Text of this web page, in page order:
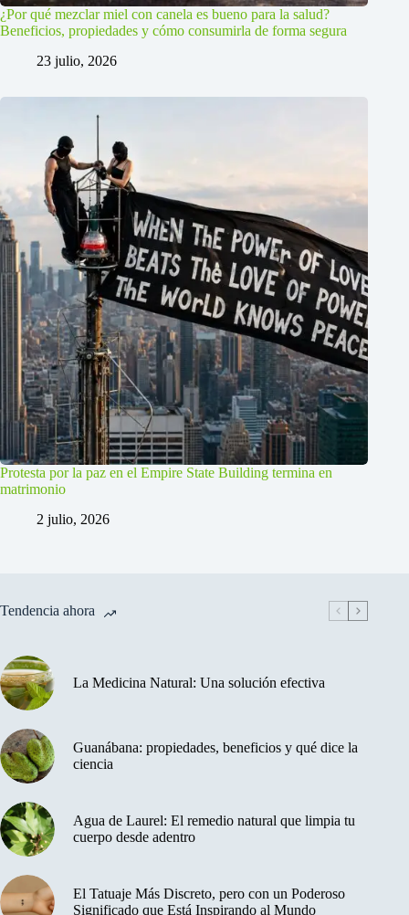
¿Por qué mezclar miel con canela es bueno para la salud?
Beneficios, propiedades y cómo consumirla de forma segura
23 julio, 2026
Protesta por la paz en el Empire State Building termina en
matrimonio
2 julio, 2026
Tendencia ahora
La Medicina Natural: Una solución efectiva
Guanábana: propiedades, beneficios y qué dice la
ciencia
Agua de Laurel: El remedio natural que limpia tu
cuerpo desde adentro
El Tatuaje Más Discreto, pero con un Poderoso
Significado que Está Inspirando al Mundo